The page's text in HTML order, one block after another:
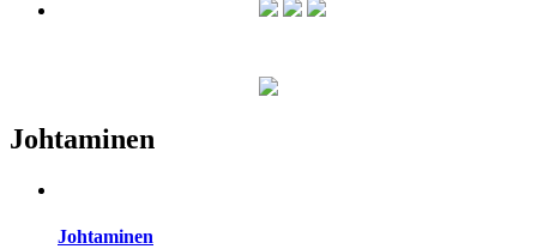
Johtaminen
Johtaminen